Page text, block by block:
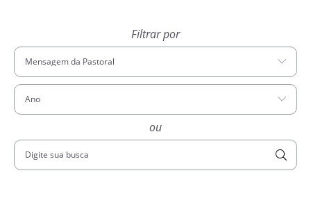
Filtrar por
Mensagem da Pastoral
Ano
ou
Digite sua busca